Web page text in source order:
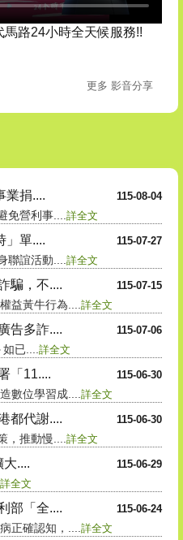
路24小時全天候服務!!
更多 影音分享
115-08-04
業捐....
免營利事.... 詳全文
115-07-27
」單....
聯誼活動.... 詳全文
115-07-15
騙，不....
益黃牛行為.... 詳全文
115-07-06
告多詐....
已.... 詳全文
115-06-30
「11....
數位學習成.... 詳全文
115-06-30
都代謝....
，推動慢.... 詳全文
115-06-29
....
詳全文
115-06-24
「全....
正確認知，.... 詳全文